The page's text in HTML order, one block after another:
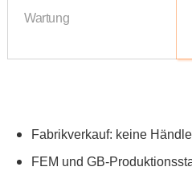
Wartung
Fabrikverkauf: keine
FEM und GB-